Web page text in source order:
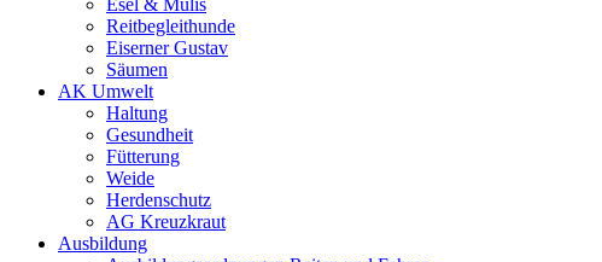
Esel & Mulis
Reitbegleithunde
Eiserner Gustav
Säumen
AK Umwelt
Haltung
Gesundheit
Fütterung
Weide
Herdenschutz
AG Kreuzkraut
Ausbildung